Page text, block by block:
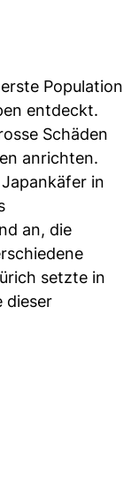
Population
entdeckt.
Schäden
anrichten.
in
an, die
setzte in
dieser